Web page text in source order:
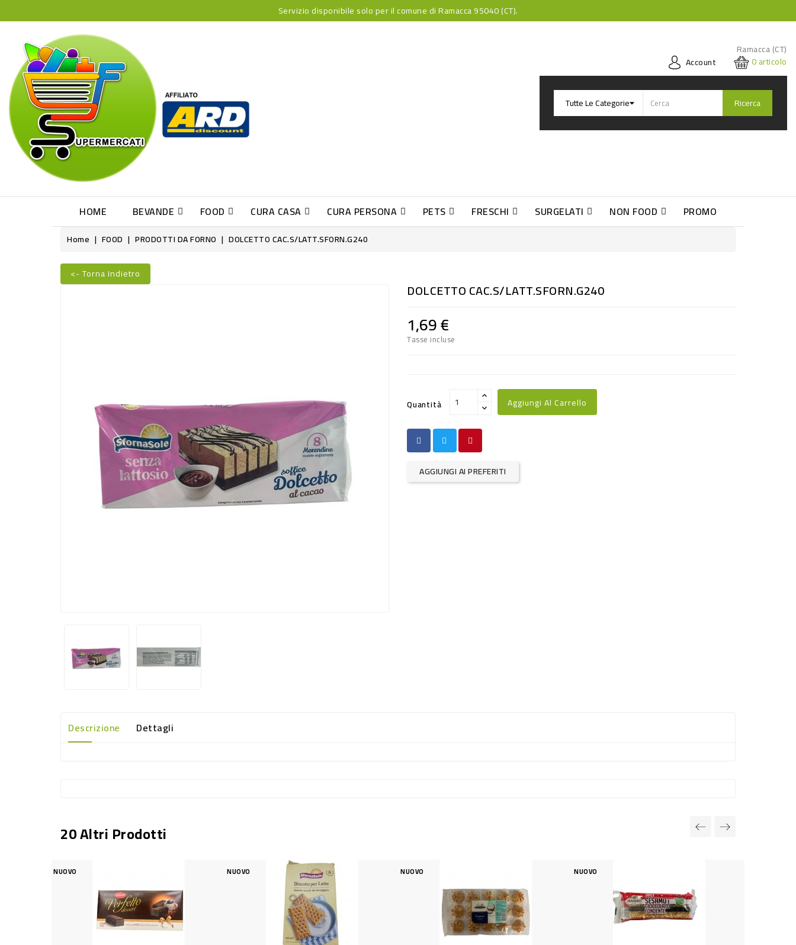
Servizio disponibile solo per il comune di Ramacca 95040 (CT).
Ramacca (CT)
Account
0articolo
Ricerca
HOME BEVANDE FOOD CURA CASA CURA PERSONA PETS FRESCHI SURGELATI NON FOOD PROMO
Home FOOD PRODOTTI DA FORNO DOLCETTO CAC.S/LATT.SFORN.G240
<- Torna Indietro
DOLCETTO CAC.S/LATT.SFORN.G240
1,69 €
Tasse incluse
Quantità Aggiungi Al Carrello
AGGIUNGI AI PREFERITI
Descrizione Dettagli
20 Altri Prodotti